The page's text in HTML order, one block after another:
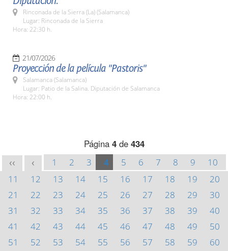
Rinconada de la Sierra (La) (Salamanca)
Lugar: Rinconada de la Sierra
Hora: 22:30 h.
21/07/2026
Proyección de la película "Pastoris"
Salamanca (Salamanca)
Lugar: Patio de la Salina. Diputación de Salamanca
Hora: 22:00 h.
Página 4de 434
<< < 1 2 3 4 5 6 7 8 9
10
11
12 13 14 15 16 17 18 19
20
21
22 23 24 25 26 27 28 29
30
31
32 33 34 35 36 37 38 39
40
41
42 43 44 45 46 47 48 49
50
51
52 53 54 55 56 57 58 59
60